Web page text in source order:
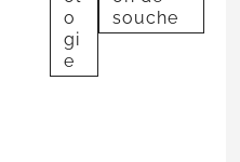
o
gi
e
souche